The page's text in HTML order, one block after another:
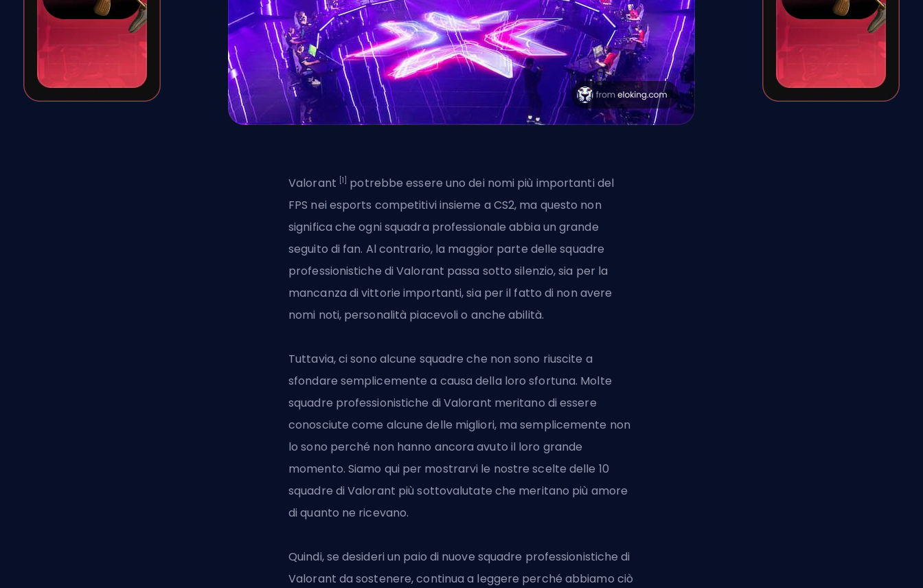
Valorant [1]
potrebbe essere uno dei nomi più importanti del
FPS nei esports competitivi insieme a CS2, ma questo non
significa che ogni squadra professionale abbia un grande
seguito di fan. Al contrario, la maggior parte delle squadre
professionistiche di Valorant passa sotto silenzio, sia per la
mancanza di vittorie importanti, sia per il fatto di non avere
nomi noti, personalità piacevoli o anche abilità.
Tuttavia, ci sono alcune squadre che non sono riuscite a
sfondare semplicemente a causa della loro sfortuna. Molte
squadre professionistiche di Valorant meritano di essere
conosciute come alcune delle migliori, ma semplicemente non
lo sono perché non hanno ancora avuto il loro grande
momento. Siamo qui per mostrarvi le nostre scelte delle 10
squadre di Valorant più sottovalutate che meritano più amore
di quanto ne ricevano.
Quindi, se desideri un paio di nuove squadre professionistiche di
Valorant da sostenere, continua a leggere perché abbiamo ciò